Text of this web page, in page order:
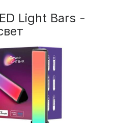
Light Bars -